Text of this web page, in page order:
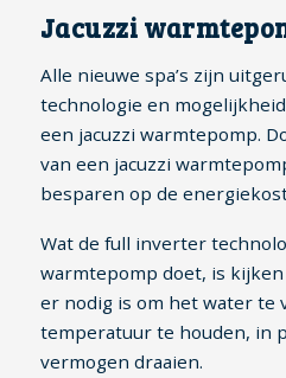
Jacuzzi
Alle nieuwe spa’s zijn
technologie en
een jacuzzi warmtepomp.
van een jacuzzi
besparen op de
Wat de full inverter
warmtepomp doet, is
er nodig is om het water te
temperatuur te houden, in
vermogen draaien.